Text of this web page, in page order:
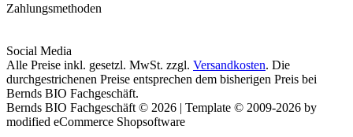
Zahlungsmethoden
Social Media
Alle Preise inkl. gesetzl. MwSt. zzgl. Versandkosten. Die
durchgestrichenen Preise entsprechen dem bisherigen Preis bei
Bernds BIO Fachgeschäft.
Bernds BIO Fachgeschäft © 2026 | Template © 2009-2026 by
modified eCommerce Shopsoftware